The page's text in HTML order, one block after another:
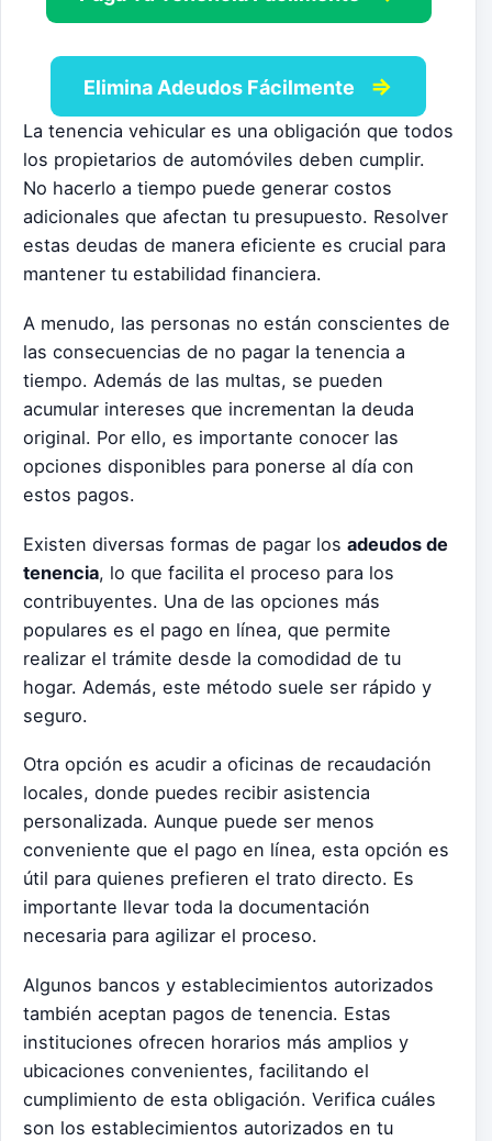
Elimina Adeudos Fácilmente ⇒
La tenencia vehicular es una obligación que todos
los propietarios de automóviles deben cumplir.
No hacerlo a tiempo puede generar costos
adicionales que afectan tu presupuesto. Resolver
estas deudas de manera eficiente es crucial para
mantener tu estabilidad financiera.
A menudo, las personas no están conscientes de
las consecuencias de no pagar la tenencia a
tiempo. Además de las multas, se pueden
acumular intereses que incrementan la deuda
original. Por ello, es importante conocer las
opciones disponibles para ponerse al día con
estos pagos.
Existen diversas formas de pagar los adeudos de
tenencia, lo que facilita el proceso para los
contribuyentes. Una de las opciones más
populares es el pago en línea, que permite
realizar el trámite desde la comodidad de tu
hogar. Además, este método suele ser rápido y
seguro.
Otra opción es acudir a oficinas de recaudación
locales, donde puedes recibir asistencia
personalizada. Aunque puede ser menos
conveniente que el pago en línea, esta opción es
útil para quienes prefieren el trato directo. Es
importante llevar toda la documentación
necesaria para agilizar el proceso.
Algunos bancos y establecimientos autorizados
también aceptan pagos de tenencia. Estas
instituciones ofrecen horarios más amplios y
ubicaciones convenientes, facilitando el
cumplimiento de esta obligación. Verifica cuáles
son los establecimientos autorizados en tu